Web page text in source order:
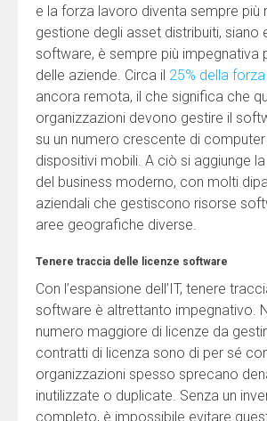
e la forza lavoro diventa sempre più
gestione degli asset distribuiti, siano
software, è sempre più impegnativa
delle aziende. Circa il 25% della
ancora remota, il che significa che
organizzazioni devono gestire il
su un numero crescente di
dispositivi mobili. A ciò si aggiunge
del business moderno, con molti
aziendali che gestiscono risorse
aree geografiche diverse.
Tenere traccia delle licenze software
Con l’espansione dell’IT, tenere
software è altrettanto impegnativo.
numero maggiore di licenze da
contratti di licenza sono di per sé
organizzazioni spesso sprecano
inutilizzate o duplicate. Senza un
completo, è impossibile evitare